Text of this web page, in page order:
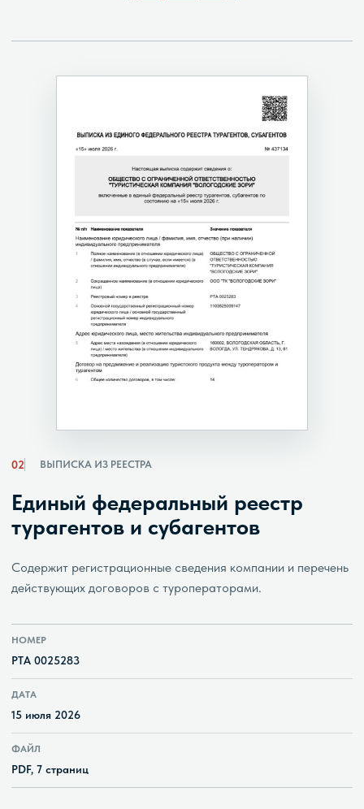
02 ВЫПИСКА ИЗ РЕЕСТРА
Единый федеральный реестр
турагентов и субагентов
Содержит регистрационные сведения компании и перечень
действующих договоров с туроператорами.
НОМЕР
РТА 0025283
ДАТА
15 июля 2026
ФАЙЛ
PDF, 7 страниц